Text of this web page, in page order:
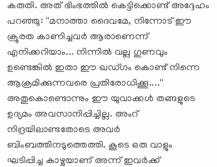
കരുതി. അത് ഭിംഭത്തില്‍ കെട്ടിക്കൊണ്ട് അദ്ദേഹം
പറഞ്ഞു: ''മനാത്താ ദൈവമേ, നിന്നോട് ഈ
ക്രൂരത കാണിച്ചവര്‍ ആരാണെന്ന്
എനിക്കറിയാം... നിന്നില്‍ വല്ല ഗുണവും
ഉണ്ടെങ്കില്‍ ഇതാ ഈ ഖഡ്ഗം കൊണ്ട് നിന്നെ
ആക്രമിക്കുന്നവരെ പ്രതിരോധിക്കൂ....''
അതുകൊണ്ടൊന്നും ഈ യുവാക്കള്‍ തങ്ങളുടെ
ഉദ്യമം അവസാനിപ്പിച്ചില്ല. അംറ്
നിദ്രയിലാണ്ടതോടെ അവര്‍
ബിംബത്തിനടുത്തെത്തി. കൂടെ ഒരു വാളും
ഘടിപ്പിച്ച കാഴ്ചയാണ് അന്ന് ഇവര്‍ക്ക്